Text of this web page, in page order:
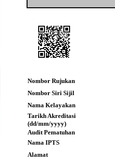
Nombor Rujukan
Nombor Siri Sijil
Nama Kelayakan
Tarikh Akreditasi
(dd/mm/yyyy)
Audit Pematuhan
Nama IPTS
Alamat